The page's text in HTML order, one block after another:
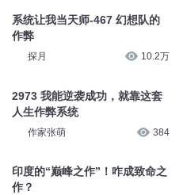
系统让我当天师-467 幻想队的
作弊
探月 10.2万
2973 我能逆袭成功，就靠这套
人生作弊系统
作家张萌 384
印度的“巅峰之作”！咋成致命之
作？